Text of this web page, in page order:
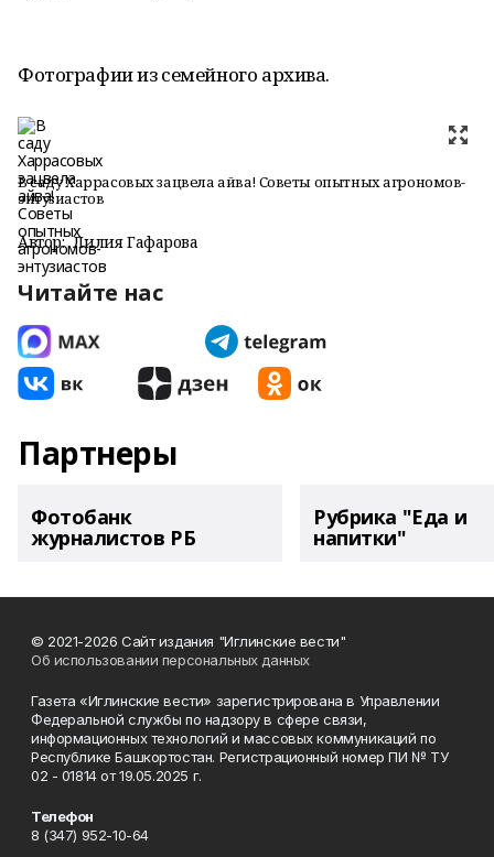
Фотографии из семейного архива.
В саду Харрасовых зацвела айва! Советы опытных агрономов-
энтузиастов
Автор: Лилия Гафарова
Читайте нас
Партнеры
Фотобанк
журналистов РБ
Рубрика "Еда и
напитки"
© 2021-2026 Сайт издания "Иглинские вести"
Об использовании персональных данных
Газета «Иглинские вести» зарегистрирована в Управлении
Федеральной службы по надзору в сфере связи,
информационных технологий и массовых коммуникаций по
Республике Башкортостан. Регистрационный номер ПИ № ТУ
02 - 01814 от 19.05.2025 г.
Телефон
8 (347) 952-10-64